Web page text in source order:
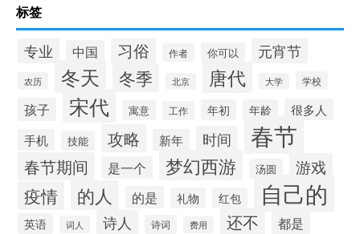
标签
专业 中国 习俗 作者 你可以 元宵节
农历 冬天 冬季 北京 唐代 大学 学校
孩子 宋代 寓意 工作 年初 年龄
很多人
手机
技能 攻略 新年 时间 春节
春节期间 是一个 梦幻西游 汤圆 游戏
疫情 的人 的是 礼物 红包 自己的
英语 词人 诗人 诗词 费用 还不 都是